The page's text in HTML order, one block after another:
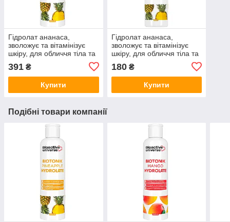
Гідролат ананаса,
зволожує та вітамінізує
шкіру, для обличчя тіла та
Bioactive
391 ₴
Купити
Гідролат ананаса,
зволожує та вітамінізує
шкіру, для обличчя тіла та
Bioactive
180₴
Купити
Подібні товари компанії